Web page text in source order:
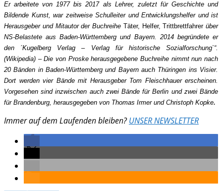
Er arbeitete von 1977 bis 2017 als Lehrer, zuletzt für Geschichte und
Bildende Kunst, war zeitweise Schulleiter und Entwicklungshelfer und ist
Herausgeber und Mitautor der Buchreihe Täter, Helfer, Trittbrettfahrerüber
NS-Belastete aus Baden-Württemberg und Bayern. 2014 begründete er
den ´Kugelberg Verlag – Verlag für historische Sozialforschung`“.
(Wikipedia) – Die von Proske herausgegebene Buchreihe nimmt nun nach
20 Bänden in Baden-Württemberg und Bayern auch Thüringen ins Visier.
Dort werden vier Bände mit Herausgeber Tom Fleischhauer erscheinen.
Vorgesehen sind inzwischen auch zwei Bände für Berlin und zwei Bände
für Brandenburg, herausgegeben von Thomas Irmer und Christoph Kopke.
Immer auf dem Laufenden bleiben?UNSER NEWSLETTER